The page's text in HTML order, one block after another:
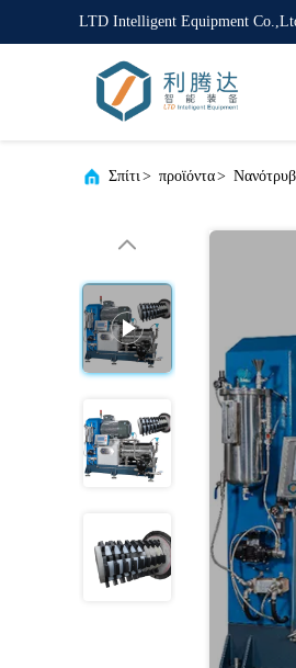
LTD Intelligent Equipment
Σπίτι> προϊόντα>